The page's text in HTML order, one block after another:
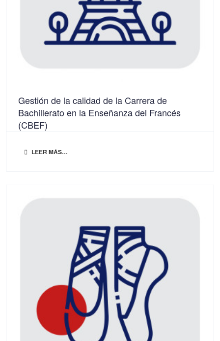
Gestión de la calidad de la Carrera de
Bachillerato en la Enseñanza del Francés
(CBEF)
LEER MÁS…